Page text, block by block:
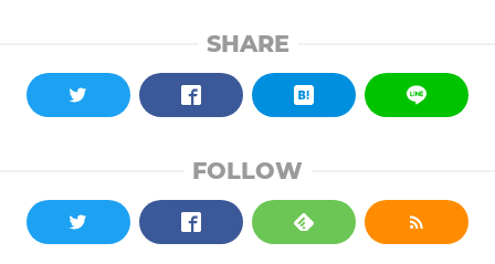
SHARE
FOLLOW